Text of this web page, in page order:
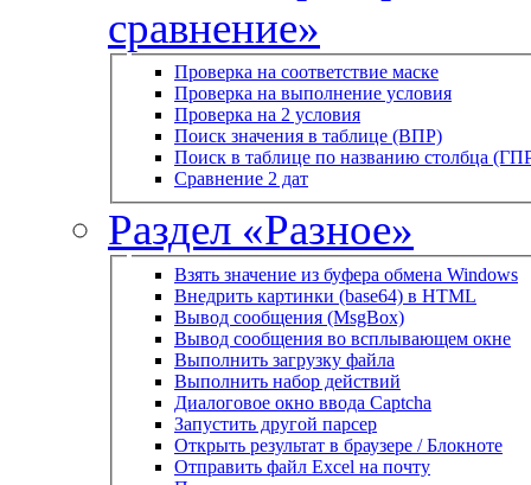
сравнение»
Проверка на соответствие маске
Проверка на выполнение условия
Проверка на 2 условия
Поиск значения в таблице (ВПР)
Поиск в таблице по названию столбца
Сравнение 2 дат
Раздел «Разное»
Взять значение из буфера обмена Windows
Внедрить картинки (base64) в HTML
Вывод сообщения (MsgBox)
Вывод сообщения во всплывающем окне
Выполнить загрузку файла
Выполнить набор действий
Диалоговое окно ввода Captcha
Запустить другой парсер
Открыть результат в браузере / Блокноте
Отправить файл Excel на почту